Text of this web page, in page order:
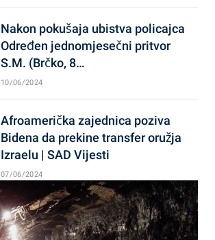
Nakon pokušaja ubistva policajca
Određen jednomjesečni pritvor
S.M. (Brčko, 8…
10/06/2024
Afroamerička zajednica poziva
Bidena da prekine transfer oružja
Izraelu | SAD Vijesti
07/06/2024